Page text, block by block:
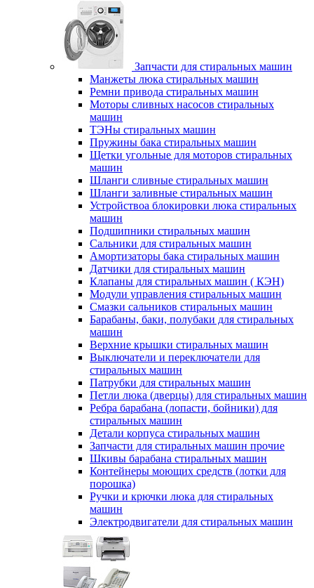
Запчасти для стиральных машин
Манжеты люка стиральных машин
Ремни привода стиральных машин
Моторы сливных насосов стиральных
машин
ТЭНы стиральных машин
Пружины бака стиральных машин
Щетки угольные для моторов стиральных
машин
Шланги сливные стиральных машин
Шланги заливные стиральных машин
Устройствоа блокировки люка стиральных
машин
Подшипники стиральных машин
Сальники для стиральных машин
Амортизаторы бака стиральных машин
Датчики для стиральных машин
Клапаны для стиральных машин ( КЭН)
Модули управления стиральных машин
Смазки сальников стиральных машин
Барабаны, баки, полубаки для стиральных
машин
Верхние крышки стиральных машин
Выключатели и переключатели для
стиральных машин
Патрубки для стиральных машин
Петли люка (дверцы) для стиральных машин
Ребра барабана (лопасти, бойники) для
стиральных машин
Детали корпуса стиральных машин
Запчасти для стиральных машин прочие
Шкивы барабана стиральных машин
Контейнеры моющих средств (лотки для
порошка)
Ручки и крючки люка для стиральных
машин
Электродвигатели для стиральных машин